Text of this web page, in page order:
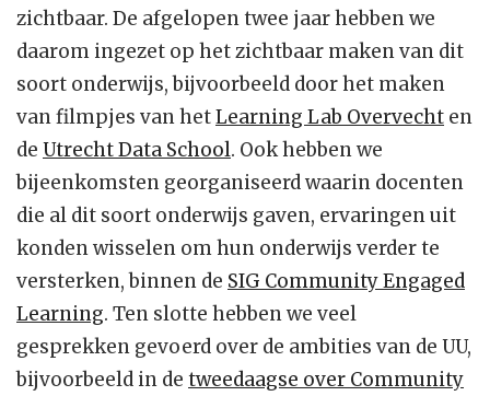
zichtbaar. De afgelopen twee jaar hebben we
daarom ingezet op het zichtbaar maken van dit
soort onderwijs, bijvoorbeeld door het maken
van filmpjes van hetLearning Lab Overvecht en
de Utrecht Data School. Ook hebben we
bijeenkomsten georganiseerd waarin docenten
die al dit soort onderwijs gaven, ervaringen uit
konden wisselen om hun onderwijs verder te
versterken, binnen de SIG Community Engaged
Learning. Ten slotte hebben we veel
gesprekken gevoerd over de ambities van de UU,
bijvoorbeeld in de tweedaagse over Community